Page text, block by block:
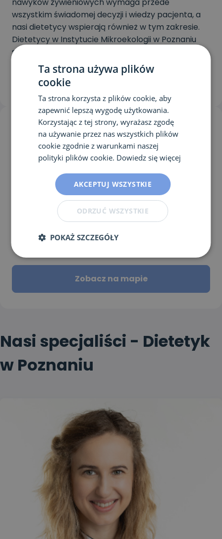
wszystkim świadomej decyzji i wiedzy pacjenta, a
nasi dietetycy wspierają również w tym zakresie.
Dietetycy w Instytucie Mikroekologii w Poznaniu
stawiają na edukację pacjenta, a w przypadku
najmłodszych pacjentów – również edukację
rodziców.
Dietetyk w Poznaniu
Ze względu na naszą lokalizację – Poznań,
zapraszamy przede wszystkim osoby z Poznania –
Górczyn, Grunwald, Jeżyce, Łazarz, Wilda i okolic.
Nasi dietetycy udzielają konsultacji stacjonarnych
w gabinecie dietetycznym przy ul. Sielskiej 6.
Zobacz na mapie
Nasi specjaliści - Dietetyk
w Poznaniu
Ta strona używa plików
cookie
Ta strona korzysta z plików cookie, aby
zapewnić lepszą wygodę użytkowania.
Korzystając z tej strony, wyrażasz zgodę
na używanie przez nas wszystkich plików
cookie zgodnie z warunkami naszej
polityki plików cookie. Dowiedz się więcej
AKCEPTUJ WSZYSTKIE
ODRZUĆ WSZYSTKIE
POKAŻ SZCZEGÓŁY